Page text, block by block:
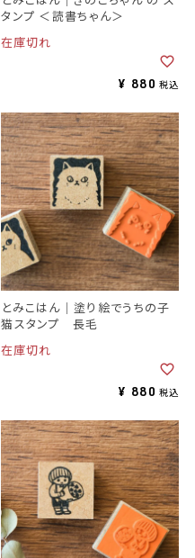
タンプ ＜読書ちゃん＞
在庫切れ
¥ 880 税込
とみこはん｜塗り絵でうちの子
猫スタンプ 長毛
在庫切れ
¥ 880 税込